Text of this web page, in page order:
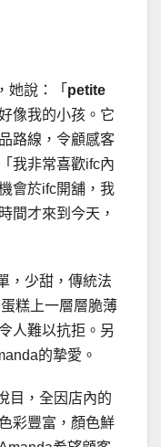
她說：「 petite
像我的小孩。它
路線，令顧感客
我非常喜歡ifc內
會於ifc開舖，我
間才來到今天，
，少甜，傳統法
糕上一層層脆薄
人難以抗拒。另
的摯愛。
目，全因店內的
彩豐富，顏色鮮